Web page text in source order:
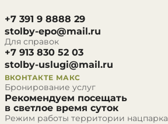
+7 391 9 8888 29
stolby-epo@mail.ru
Для справок
+7 913 830 52 03
stolby-uslugi@mail.ru
ВКОНТАКТЕ МАКС
Бронирование услуг
Рекомендуем посещать
в светлое время суток
Режим работы территории нацпарка